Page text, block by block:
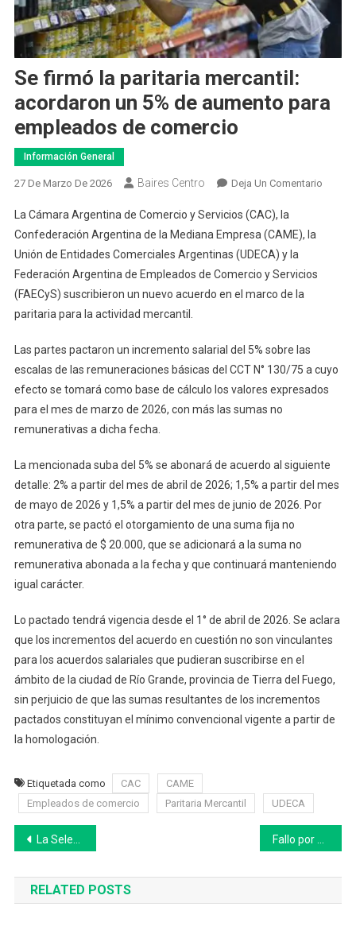
Se firmó la paritaria mercantil:
acordaron un 5% de aumento para
empleados de comercio
Información General
27 De Marzo De 2026 Baires Centro Deja Un ComentarioEn
La Cámara Argentina de Comercio y Servicios (CAC), la
Confederación Argentina de la Mediana Empresa (CAME), la
Unión de Entidades Comerciales Argentinas (UDECA) y la
Federación Argentina de Empleados de Comercio y Servicios
(FAECyS) suscribieron un nuevo acuerdo en el marco de la
paritaria para la actividad mercantil.
Las partes pactaron un incremento salarial del 5% sobre las
escalas de las remuneraciones básicas del CCT N° 130/75 a cuyo
efecto se tomará como base de cálculo los valores expresados
para el mes de marzo de 2026, con más las sumas no
remunerativas a dicha fecha.
La mencionada suba del 5% se abonará de acuerdo al siguiente
detalle: 2% a partir del mes de abril de 2026; 1,5% a partir del mes
de mayo de 2026 y 1,5% a partir del mes de junio de 2026. Por
otra parte, se pactó el otorgamiento de una suma fija no
remunerativa de $ 20.000, que se adicionará a la suma no
remunerativa abonada a la fecha y que continuará manteniendo
igual carácter.
Lo pactado tendrá vigencia desde el 1° de abril de 2026. Se aclara
que los incrementos del acuerdo en cuestión no son vinculantes
para los acuerdos salariales que pudieran suscribirse en el
ámbito de la ciudad de Río Grande, provincia de Tierra del Fuego,
sin perjuicio de que las sumas resultantes de los incrementos
pactados constituyan el mínimo convencional vigente a partir de
la homologación.
Etiquetada como CAC
CAME
Empleados de comercio
Paritaria Mercantil UDECA
Navegación
de
entradas
La Selección Argentina juega hoy en La Bombonera: rival, horario y todos los datos
RELATED POSTS